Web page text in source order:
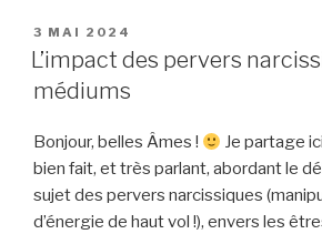
la
16
au
22
Juin »
PUBLIÉ
LE
3 MAI 2024
L’impact des pervers
médiums
Bonjour, belles Âmes !
Je partage
bien fait, et très parlant, abordant le
sujet des pervers narcissiques
d’énergie de haut vol !), envers les